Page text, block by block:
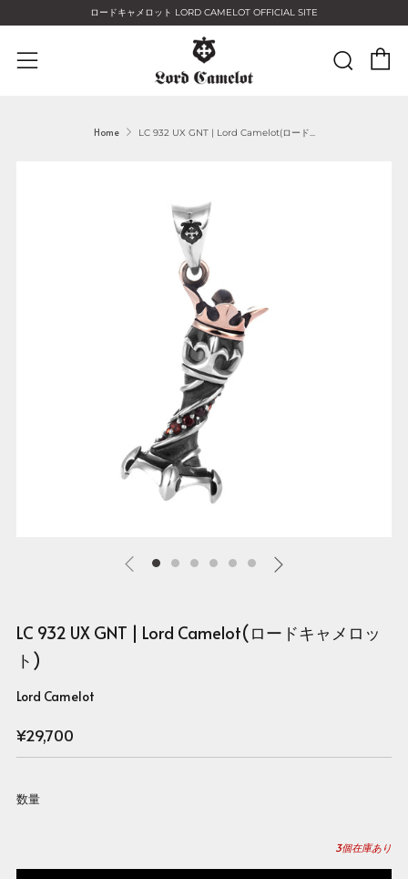
ロードキャメロット LORD CAMELOT OFFICIAL SITE
Menu
Home LC 932 UX GNT | Lord Camelot(ロード...
LC 932 UX GNT | Lord Camelot(ロードキャメロッ
ト)
Lord Camelot
Regular
price
¥29,700
数量
3個在庫あり